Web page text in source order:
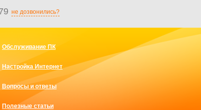
не дозвонились?
Обслуживание ПК
Настройка Интернет
Вопросы и ответы
Полезные статьи